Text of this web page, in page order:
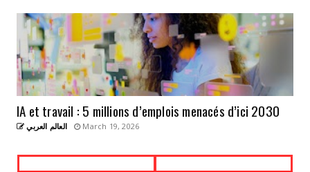
IA et travail : 5 millions d’emplois menacés d’ici 2030
العالم العربي March 19, 2026